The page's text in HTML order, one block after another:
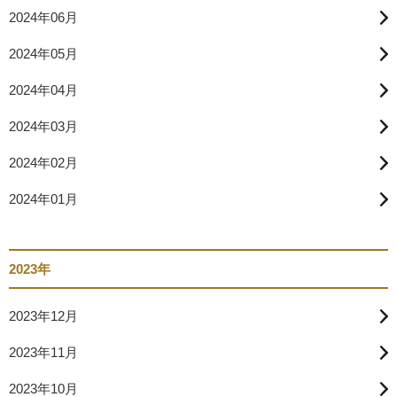
2024年06月
2024年05月
2024年04月
2024年03月
2024年02月
2024年01月
2023年
2023年12月
2023年11月
2023年10月